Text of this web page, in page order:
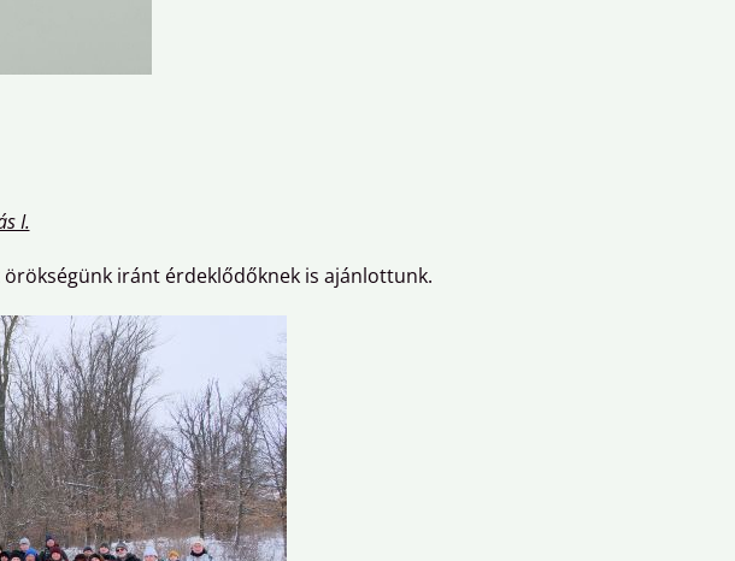
I.
iránt érdeklődőknek is ajánlottunk.